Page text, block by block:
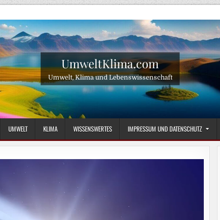
UmweltKlima.com
Umwelt, Klima und Lebenswissenschaft
UMWELT KLIMA WISSENSWERTES IMPRESSUM UND DATENSCHUTZ